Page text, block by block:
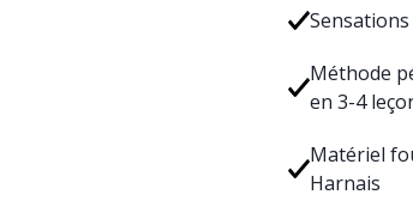
Méthode
en 3-4
Matériel
Harnais